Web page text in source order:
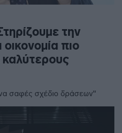
την
οικονομία πιο
καλύτερους
σαφές σχέδιο δράσεων"